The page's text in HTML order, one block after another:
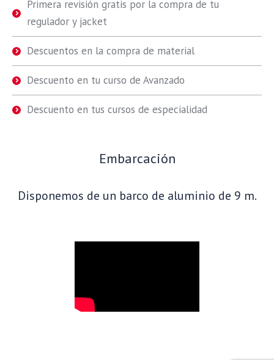
Primera revisión gratis por la compra de tu
regulador y jacket
Descuentos en la compra de material
Descuento en tu curso de Avanzado
Descuento en tus cursos de especialidad
Embarcación
Disponemos de un barco de aluminio de 9 m.